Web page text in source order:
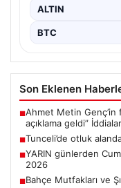
ALTIN
BTC
Son Eklenen
■Ahmet Metin Genç’in
açıklama geldi”
■Tunceli’de otluk
■YARIN günlerden
2026
■Bahçe Mutfakları ve